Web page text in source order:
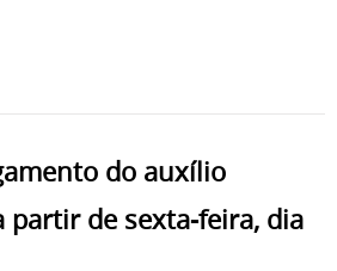
do auxílio
partir de sexta-feira, dia